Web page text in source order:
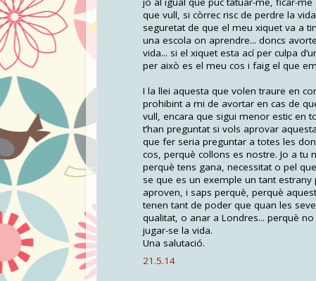
que vull, si còrrec risc de perdre la
seguretat de que el meu xiquet va a
una escola on aprendre... doncs
vida... si el xiquet esta ací per culpa
per això es el meu cos i faig el que
I la llei aquesta que volen traure en
prohibint a mi de avortar en cas de
vull, encara que sigui menor estic en
t’han preguntat si vols aprovar
que fer seria preguntar a totes les
cos, perquè collons es nostre. Jo a tu
perquè tens gana, necessitat o pel
se que es un exemple un tant
aproven, i saps perquè, perquè
tenen tant de poder que quan les
qualitat, o anar a Londres... perquè
jugar-se la vida.
Una salutació.
21.5.14